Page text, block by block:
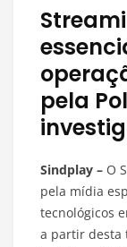
pela
Sindplay – O
pela mídia
tecnológicos
a partir desta